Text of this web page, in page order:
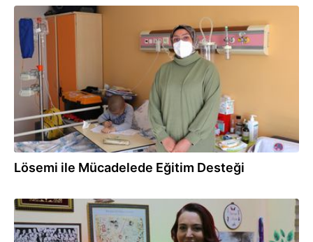
05.11.2025
Lösemi ile Mücadelede Eğitim Desteği
05.11.2025